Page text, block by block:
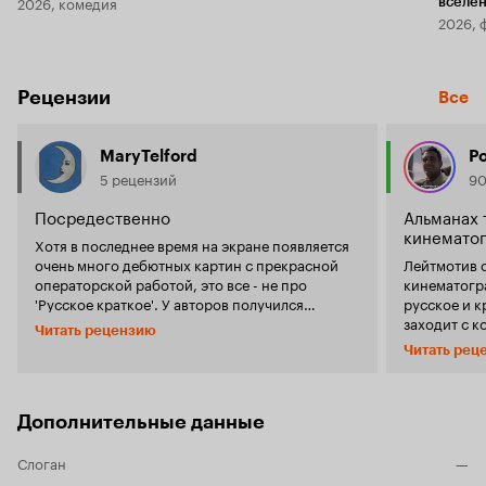
2026,
Рецензии Все
MaryTelford
5 рецензий
Посредественно
Хотя в последнее время на экране появляется
очень много дебютных картин с прекрасной
операторской работой, это все - не про
'Русское краткое'. У авторов получился
сборник посредственных короткометражек,
сделанных, как правило, не очень хорошо даже
посредственную операторскую работу). Про
сценарную сторону и говорить нечего. Если
взглянуть на все российское кино, становится
Читать рецензию
Лейтмотив
русское и краткое.
заходит с
от Стивена
Читать
Дополнительные данные
Слоган
—